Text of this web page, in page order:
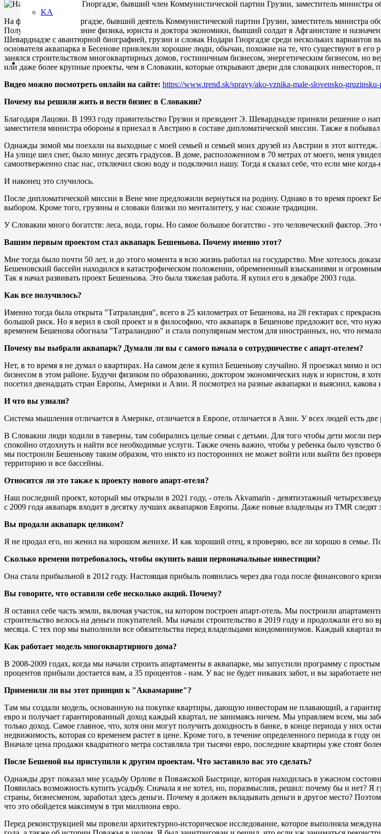
KA
На фото - Нодари Гиоргадзе, бывший деятель Коммунистической партии Грузии, заместитель министра
Получивший образование физика, юриста и доктора экономики, бывший солдат в Афганистане и
Шеварднадзе с авантюрной биографией, грузин и словак Нодари Гиоргадзе среди нескольких
основателя аквапарка в Бесенове привлекли хорошие люди, обычаи, похожие на те, что существуют в
занялся строительством многоквартирных домов, гостиничным бизнесом, энергетическим бизнесом, но
или даже более крупные проекты, чем в Словакии, которые открывают двери для словацких инвесторов,
Видео можно посмотреть онлайн на сайте: https://www.trend.sk/spravy/ako-vznika-male-slovensko-
Почему вы решили жить и вести бизнес в Словакии?
Благодаря Лацови. В 1993 году правительство Грузии и президент Э. Шеварднадзе приняли решение о
заместителя министра обороны я приехал в Австрию в составе дипломатической миссии. Также я
Однажды зимой мы поехали на выходные с моей семьей и семьей моих друзей из Австрии в этот
На улице шел снег, было минус десять градусов. В доме, расположенном в 70 метрах от моего, меня
самоотверженно спас нас, отключил свою воду и подключил нашу. Тогда я сказал себе, что если мне
И наконец это случилось.
После дипломатической миссии в Вене мне предложили вернуться на родину. Однако в то время
выбором. Кроме того, грузины и словаки близки по менталитету, у нас схожие традиции.
У Словакии много богатств: леса, вода, горы. Но самое большое богатство - это человеческий фактор.
Вашим первым проектом стал аквапарк Бешеньова. Почему именно этот?
Мне тогда было почти 50 лет, и до этого момента я всю жизнь работал на государство. Мне хотелось
Бешеновский бассейн находился в катастрофическом положении, обремененный взысканиями и
Так я начал развивать проект Бешеньова. Это была тяжелая работа. Я купил его в декабре 2003 года.
Как все получилось?
Именно тогда была открыта "Татраландия", всего в 25 километрах от Бешенова, на 28 гектарах с
большой риск. Но я верил в свой проект и в философию, что аквапарк в Бешенове предложит все, что
временем Бешенова обогнала "Татраландию" и стала популярным местом для иностранных, но, что
Почему вы выбрали аквапарк? Думали ли вы с самого начала о сотрудничестве с апарт-отелем?
Нет, в то время я не думал о квартирах. На самом деле я купил Бешеньову случайно. Я проезжал мимо и
бизнесом в этом районе. Будучи физиком по образованию, доктором экономических наук и юристом, я
посетил двенадцать стран Европы, Америки и Азии. Я посмотрел на разные аквапарки и выяснил,
И что вы узнали?
Система мышления отличается в Америке, отличается в Европе, отличается в Азии. У всех людей есть
В Словакии люди ходили в таверны, там собирались целые семьи с детьми. Для того чтобы дети могли
спокойно отдохнуть и найти все необходимые услуги. Также очень важно, чтобы у ребенка было чувство
мы построили Бешеньову таким образом, что никто из посторонних не может войти или выйти без
территорию и все бассейны.
Относится ли это также к проекту нового апарт-отеля?
Наш последний проект, который мы открыли в 2021 году, - отель Akvamarin - девятиэтажный
с 2009 года аквапарк входит в десятку лучших аквапарков Европы. Даже новые владельцы из TMR следят
Вы продали аквапарк целиком?
Я не продал его, но женил на хорошом женихе. И как хороший отец, я проверяю, все ли хорошо в семье.
Сколько времени потребовалось, чтобы окупить ваши первоначальные инвестиции?
Она стала прибыльной в 2012 году. Настоящая прибыль появилась через два года после финансового
Вы говорите, что оставили себе несколько акций. Почему?
Я оставил себе часть земли, включая участок, на котором построен апарт-отель. Мы построили
строительство велось на деньги покупателей. Мы начали строительство в 2019 году и продолжали его
месяца. С тех пор мы выполнили все обязательства перед владельцами кондоминиумов. Каждый
Как работает модель многоквартирного дома?
В 2008-2009 годах, когда мы начали строить апартаменты в аквапарке, мы запустили программу с
процентов прибыли достается вам, а 35 процентов - нам. У вас не будет никаких забот, и вы заработаете
Применили ли вы этот принцип к "Аквамаринe"?
Там мы создали модель, основанную на покупке квартиры, дающую инвесторам не плавающий, а
евро и получает гарантированный доход каждый квартал, не занимаясь ничем. Мы управляем всем, мы
только доход. Самое главное, что, хотя они могут получить доходность в банке, в конце периода у них
недвижимость, которая со временем растет в цене. Кроме того, в течение определенного периода в году
Вначале цена продажи квадратного метра составляла три тысячи евро, последние квартиры уже стоят
После Бешеной вы приступили к другим проектам. Что заставило вас это сделать?
Однажды друг показал мне усадьбу Орловe в Поважской Быстрице, которая находилась в ужасном
Появилась возможность купить усадьбу. Сначала я не хотел, но, поразмыслив, решил: почему бы и нет?
страны, бизнесменом, заработал здесь деньги. Почему я должен вкладывать деньги в другое место?
что это обойдется максимум в три миллиона евро.
Перед реконструкцией мы провели архитектурно-историческое исследование, которое выполняла